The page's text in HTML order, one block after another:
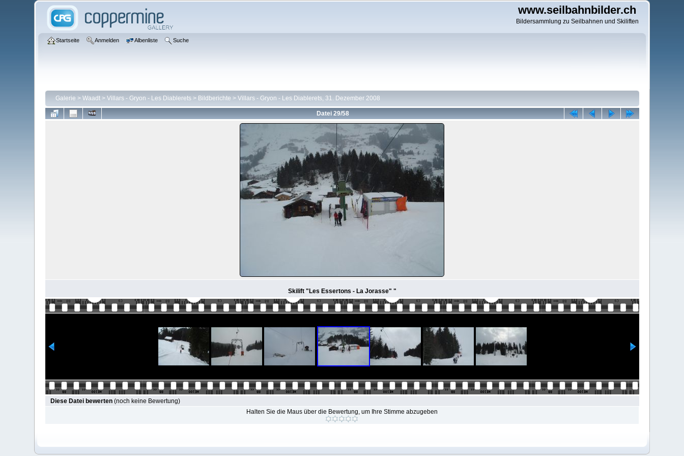
www.seilbahnbilder.ch
Bildersammlung zu Seilbahnen und Skiliften
Startseite Anmelden Albenliste Suche
Galerie > Waadt> Villars - Gryon - Les Diablerets> Bildberichte > Villars - Gryon - Les Diablerets, 31. Dezember 2008
Datei 29/58
Skilift "Les Essertons - La Jorasse" "
Diese Datei bewerten(noch keine Bewertung)
Halten Sie die Maus über die Bewertung, um Ihre Stimme abzugeben